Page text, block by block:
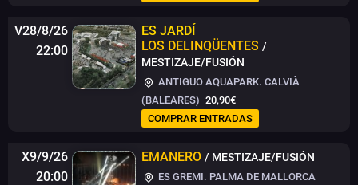
V28/8/26
22:00
ES JARDÍ
LOS DELINQÜENTES /
MESTIZAJE/FUSIÓN
ANTIGUO AQUAPARK. CALVIÀ
(BALEARES) 20,90€
COMPRAR ENTRADAS
X9/9/26
20:00
EMANERO / MESTIZAJE/FUSIÓN
ES GREMI. PALMA DE MALLORCA